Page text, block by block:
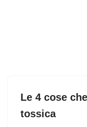
Le 4 cose
tossica